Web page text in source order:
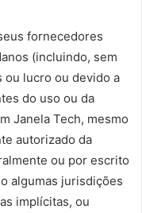
fornecedores
(incluindo, sem
ou lucro ou devido a
do uso ou da
Janela Tech, mesmo
autorizado da
ou por escrito
algumas jurisdições
implícitas, ou